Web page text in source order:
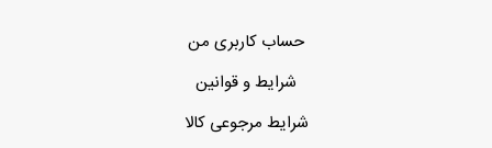
حساب کاربری من
شرایط و قوانین
شرایط مرجوعی کالا